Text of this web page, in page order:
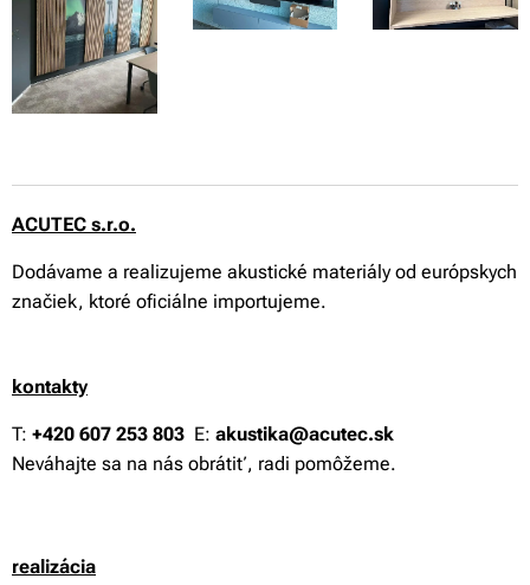
ACUTEC s.r.o.
Dodávame a realizujeme akustické materiály od európskych
značiek, ktoré oficiálne importujeme.
kontakty
T: +420 607 253 803 E: akustika@acutec.sk
Neváhajte sa na nás obrátiť, radi pomôžeme.
realizácia